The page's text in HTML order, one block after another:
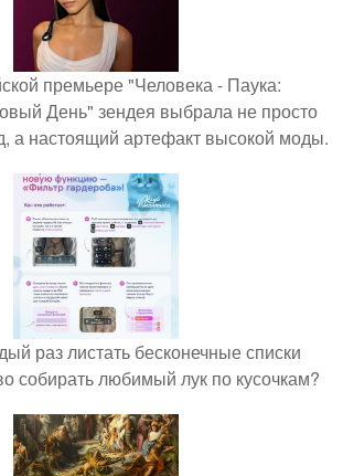
премьере "Человека - Паука:
День" зендея выбрала не просто
а настоящий артефакт высокой моды.
раз листать бесконечные списки
собирать любимый лук по кусочкам?